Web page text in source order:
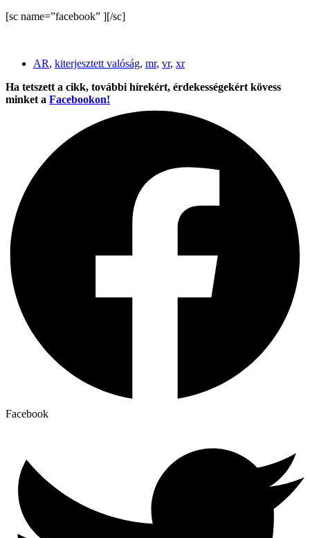
[sc name=”facebook” ][/sc]
AR, kiterjesztett valóság, mr, vr, xr
Ha tetszett a cikk, további hírekért, érdekességekért kövess
minket a Facebookon!
Facebook